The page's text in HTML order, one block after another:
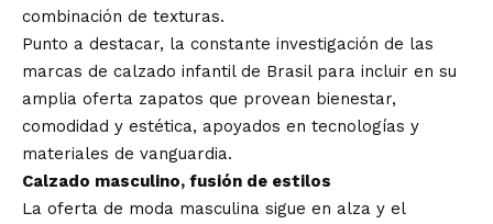
combinación de texturas.
Punto a destacar, la constante investigación de las
marcas de calzado infantil de Brasil para incluir en su
amplia oferta zapatos que provean bienestar,
comodidad y estética, apoyados en tecnologías y
materiales de vanguardia.
Calzado masculino, fusión de estilos
La oferta de moda masculina sigue en alza y el